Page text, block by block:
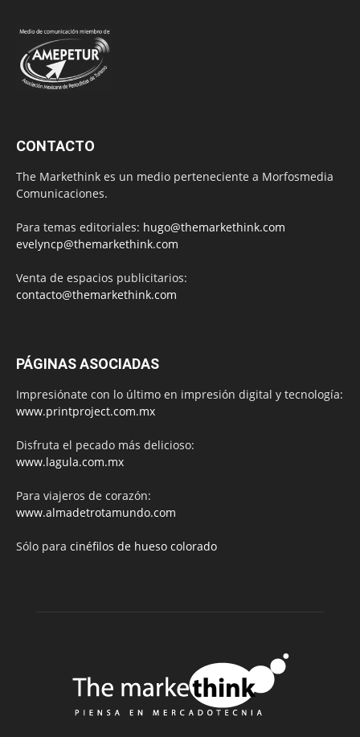
CONTACTO
The Markethink es un medio perteneciente a Morfosmedia
Comunicaciones.
Para temas editoriales: hugo@themarkethink.com
evelyncp@themarkethink.com
Venta de espacios publicitarios:
contacto@themarkethink.com
PÁGINAS ASOCIADAS
Impresiónate con lo último en impresión digital y tecnología:
www.printproject.com.mx
Disfruta el pecado más delicioso:
www.lagula.com.mx
Para viajeros de corazón:
www.almadetrotamundo.com
Sólo para cinéfilos de hueso colorado